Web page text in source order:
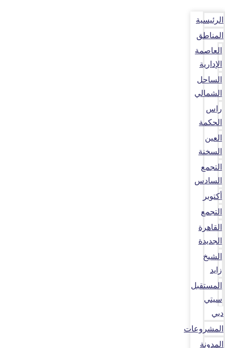
الرئيسية
المناطق
العاصمة
الإدارية
الساحل
الشمالي
راس
الحكمة
العين
السخنة
التجمع
السادس
أكتوبر
التجمع
القاهرة
الجديدة
الشيخ
زايد
المستقبل
سيتي
دبي
المشروعات
المدونة